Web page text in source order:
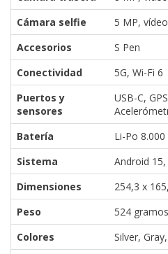
Cámara selfie
5 MP,
Accesorios
S Pen
Conectividad
5G, Wi-Fi 6
Puertos y
sensores
USB-C,
Batería
Li-Po
Sistema
Android
Dimensiones
254,3 x
Peso
524 gramos
Colores
Silver,